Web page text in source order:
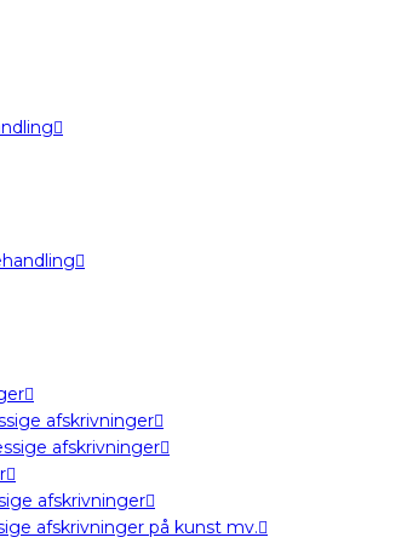
afskrivninger
afskrivninger
afskrivninger
afskrivninger på kunst mv.